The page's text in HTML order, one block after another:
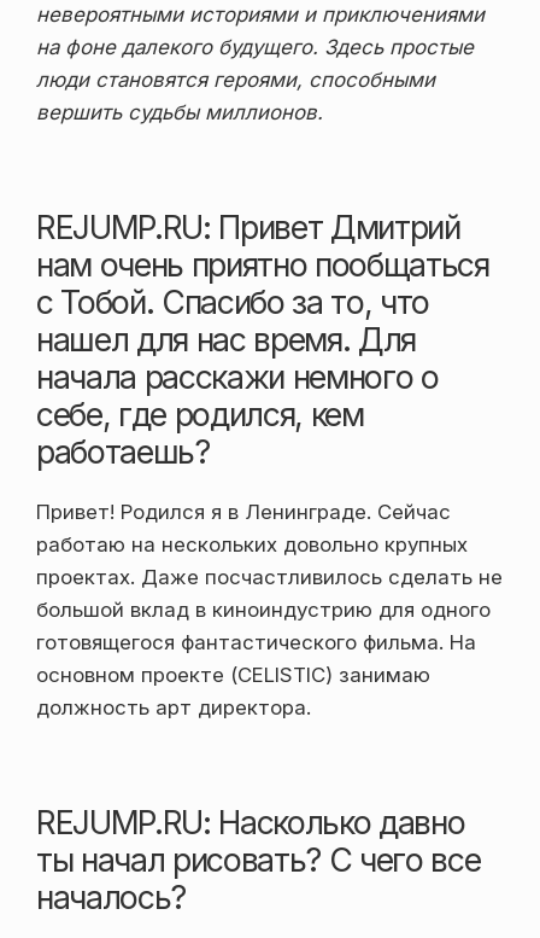
невероятными историями и приключениями
на фоне далекого будущего. Здесь простые
люди становятся героями, способными
вершить судьбы миллионов.
REJUMP.RU: Привет Дмитрий
нам очень приятно пообщаться
с Тобой. Спасибо за то, что
нашел для нас время. Для
начала расскажи немного о
себе, где родился, кем
работаешь?
Привет! Родился я в Ленинграде. Сейчас
работаю на нескольких довольно крупных
проектах. Даже посчастливилось сделать не
большой вклад в киноиндустрию для одного
готовящегося фантастического фильма. На
основном проекте (CELISTIC) занимаю
должность арт директора.
REJUMP.RU: Насколько давно
ты начал рисовать? С чего все
началось?